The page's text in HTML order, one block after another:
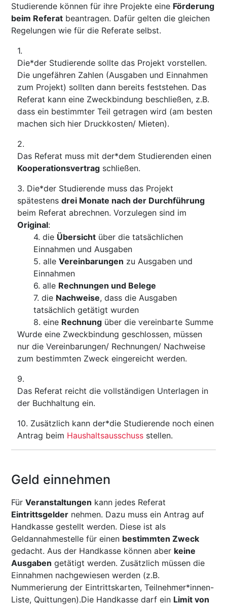
Studierende können für ihre Projekte eine Förderung
beim Referat beantragen. Dafür gelten die gleichen
Regelungen wie für die Referate selbst.
Die*der Studierende sollte das Projekt vorstellen.
Die ungefähren Zahlen (Ausgaben und Einnahmen
zum Projekt) sollten dann bereits feststehen. Das
Referat kann eine Zweckbindung beschließen, z.B.
dass ein bestimmter Teil getragen wird (am besten
machen sich hier Druckkosten/ Mieten).
Das Referat muss mit der*dem Studierenden einen
Kooperationsvertrag schließen.
Die*der Studierende muss das Projekt
spätestensdrei Monate nach der Durchführung
beim Referat abrechnen. Vorzulegen sind im
Original:
die Übersicht über die tatsächlichen
Einnahmen und Ausgaben
alleVereinbarungen zu Ausgaben und
Einnahmen
alle Rechnungen und Belege
die Nachweise, dass die Ausgaben
tatsächlich getätigt wurden
eine Rechnung über die vereinbarte Summe
Wurde eine Zweckbindung geschlossen, müssen
nur die Vereinbarungen/ Rechnungen/ Nachweise
zum bestimmten Zweck eingereicht werden.
Das Referat reicht die vollständigen Unterlagen in
der Buchhaltung ein.
Zusätzlich kann der*die Studierende noch einen
Antrag beim Haushaltsausschuss stellen.
Geld einnehmen
FürVeranstaltungen kann jedes Referat
Eintrittsgelder nehmen. Dazu muss ein Antrag auf
Handkasse gestellt werden. Diese ist als
Geldannahmestelle für einen bestimmten Zweck
gedacht. Aus der Handkasse können aber keine
Ausgaben getätigt werden. Zusätzlich müssen die
Einnahmen nachgewiesen werden (z.B.
Nummerierung der Eintrittskarten, Teilnehmer*innen-
Liste, Quittungen).Die Handkasse darf ein Limit von